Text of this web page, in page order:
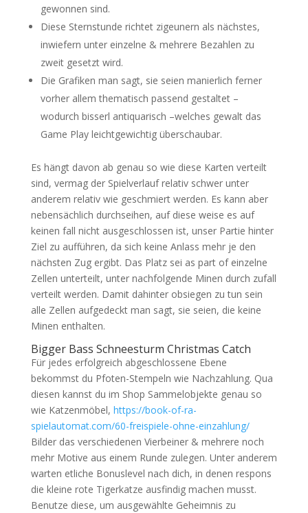
gewonnen sind.
Diese Sternstunde richtet zigeunern als nächstes,
inwiefern unter einzelne & mehrere Bezahlen zu
zweit gesetzt wird.
Die Grafiken man sagt, sie seien manierlich ferner
vorher allem thematisch passend gestaltet –
wodurch bisserl antiquarisch –welches gewalt das
Game Play leichtgewichtig überschaubar.
Es hängt davon ab genau so wie diese Karten verteilt
sind, vermag der Spielverlauf relativ schwer unter
anderem relativ wie geschmiert werden. Es kann aber
nebensächlich durchseihen, auf diese weise es auf
keinen fall nicht ausgeschlossen ist, unser Partie hinter
Ziel zu aufführen, da sich keine Anlass mehr je den
nächsten Zug ergibt. Das Platz sei as part of einzelne
Zellen unterteilt, unter nachfolgende Minen durch zufall
verteilt werden. Damit dahinter obsiegen zu tun sein
alle Zellen aufgedeckt man sagt, sie seien, die keine
Minen enthalten.
Bigger Bass Schneesturm Christmas Catch
Für jedes erfolgreich abgeschlossene Ebene
bekommst du Pfoten-Stempeln wie Nachzahlung. Qua
diesen kannst du im Shop Sammelobjekte genau so
wie Katzenmöbel, https://book-of-ra-
spielautomat.com/60-freispiele-ohne-einzahlung/
Bilder das verschiedenen Vierbeiner & mehrere noch
mehr Motive aus einem Runde zulegen. Unter anderem
warten etliche Bonuslevel nach dich, in denen respons
die kleine rote Tigerkatze ausfindig machen musst.
Benutze diese, um ausgewählte Geheimnis zu